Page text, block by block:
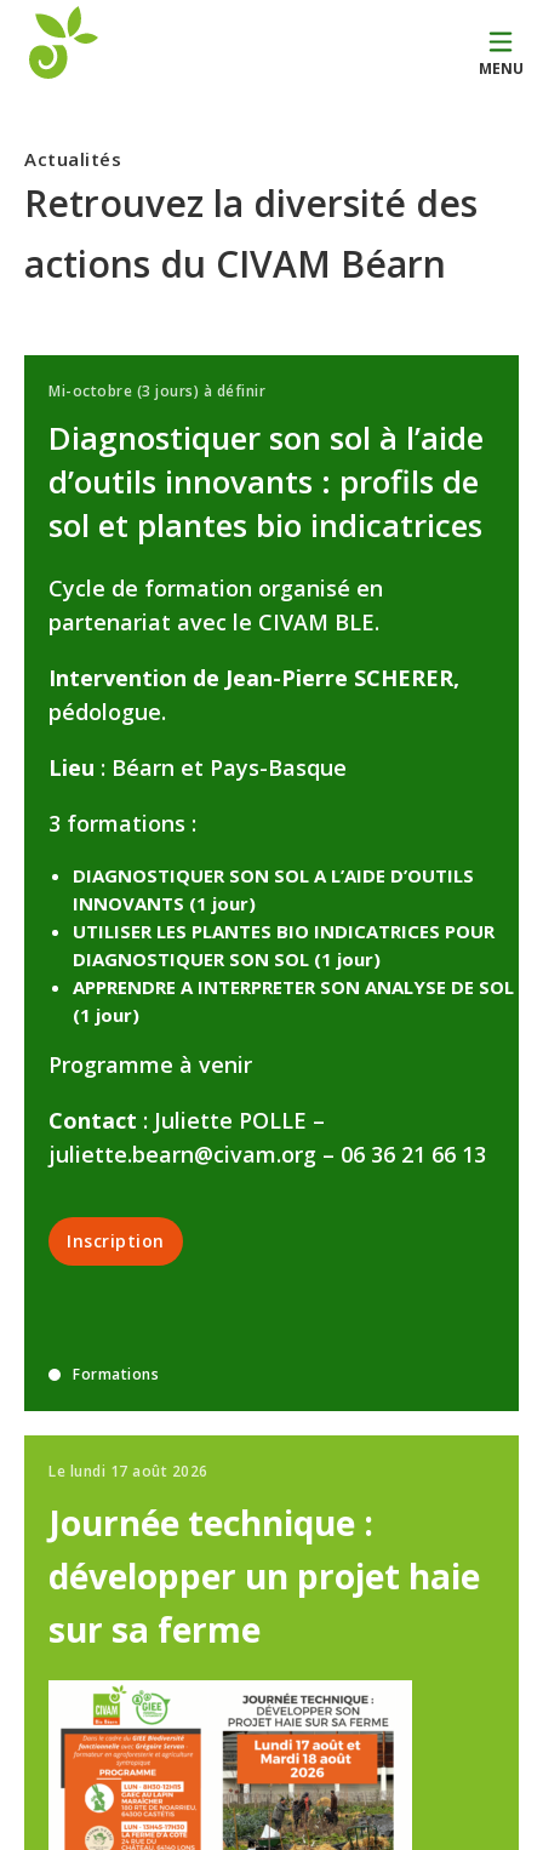
MENU
Actualités
Retrouvez la diversité des
actions du CIVAM Béarn
Mi-octobre (3 jours) à définir
Diagnostiquer son sol à l’aide
d’outils innovants : profils de
sol et plantes bio indicatrices
Cycle de formation organisé en
partenariat avec le CIVAM BLE.
Intervention de Jean-Pierre SCHERER,
pédologue.
Lieu : Béarn et Pays-Basque
3 formations :
DIAGNOSTIQUER SON SOL A L’AIDE D’OUTILS
INNOVANTS (1 jour)
UTILISER LES PLANTES BIO INDICATRICES POUR
DIAGNOSTIQUER SON SOL (1 jour)
APPRENDRE A INTERPRETER SON ANALYSE DE SOL
(1 jour)
Programme à venir
Contact : Juliette POLLE –
juliette.bearn@civam.org – 06 36 21 66 13
Inscription
Formations
Le lundi 17 août 2026
Journée technique :
développer un projet haie
sur sa ferme